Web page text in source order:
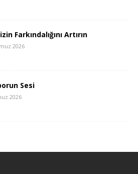
Farkındalığını Artırın
2026
Sesi
2026